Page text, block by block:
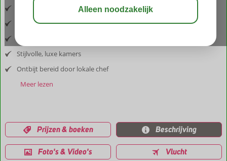
Inclusief vlucht en huurauto
In het bruisende Willemstad
Stijlvolle, luxe kamers
Ontbijt bereid door lokale chef
Meer lezen
Prijzen & boeken Beschrijving
Foto's & Video's Vlucht